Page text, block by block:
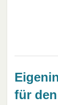
für